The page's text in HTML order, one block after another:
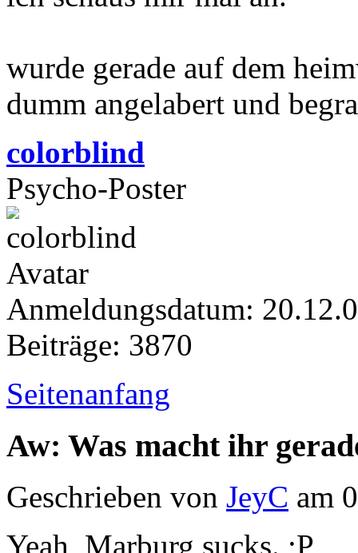
wurde gerade auf dem
dumm angelabert und
colorblind
Psycho-Poster
Anmeldungsdatum:
Beiträge: 3870
Seitenanfang
Aw: Was macht ihr
Geschrieben von JeyC am
Yeah, Marburg sucks. ;P